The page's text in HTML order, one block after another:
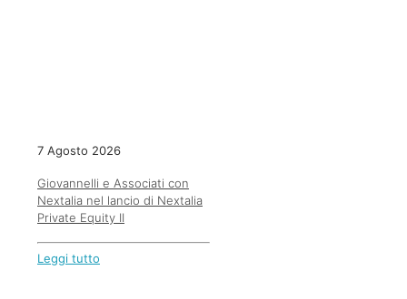
7 Agosto 2026
Giovannelli e Associati con
Nextalia nel lancio di Nextalia
Private Equity II
Leggi tutto